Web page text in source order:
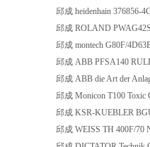
邱成 heidenhain 376856-
邱成 ROLAND
邱成 montech G80F/
邱成 ABB PFSA140
邱成 ABB die Art der
邱成 Monicon T100 Toxic
邱成 KSR-KUEBLER
邱成 WEISS TH 400F/70